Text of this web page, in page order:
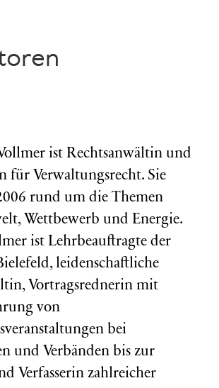
ist Rechtsanwältin und
für Verwaltungsrecht. Sie
rund um die Themen
Wettbewerb und Energie.
ist Lehrbeauftragte der
leidenschaftliche
Vortragsrednerin mit
von
bei
und Verbänden bis zur
Verfasserin zahlreicher